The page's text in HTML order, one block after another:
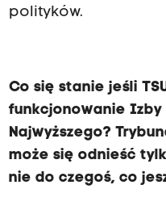
polityków.
Co się stanie jeśli
funkcjonowanie Izby
Najwyższego?
może się odnieść
nie do czegoś, co